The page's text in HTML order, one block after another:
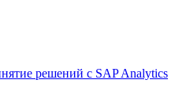
решений с SAP Analytics